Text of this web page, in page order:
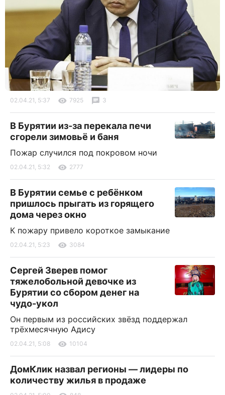
02.04.21, 5:37 7925 3
В Бурятии из-за перекала печи
сгорели зимовьё и баня
Пожар случился под покровом ночи
02.04.21, 5:32 2777
В Бурятии семье с ребёнком
пришлось прыгать из горящего
дома через окно
К пожару привело короткое замыкание
02.04.21, 5:23 3084
Сергей Зверев помог
тяжелобольной девочке из
Бурятии со сбором денег на
чудо-укол
Он первым из российских звёзд поддержал
трёхмесячную Адису
02.04.21, 5:08 10104
ДомКлик назвал регионы — лидеры по
количеству жилья в продаже